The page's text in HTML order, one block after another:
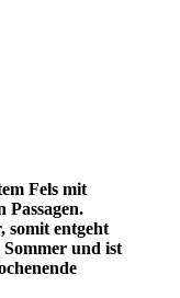
Fels mit
Passagen.
somit entgeht
und ist